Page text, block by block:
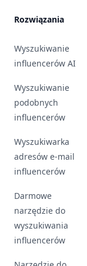
Rozwiązania
Wyszukiwanie
influencerów AI
Wyszukiwanie
podobnych
influencerów
Wyszukiwarka
adresów e-mail
influencerów
Darmowe
narzędzie do
wyszukiwania
influencerów